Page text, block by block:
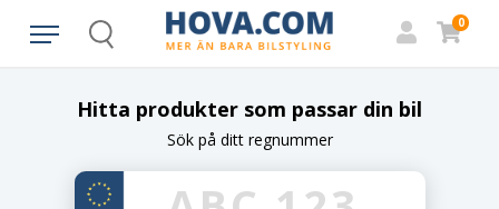
Search
0
Hitta produkter som passar din bil
Sök på ditt regnummer